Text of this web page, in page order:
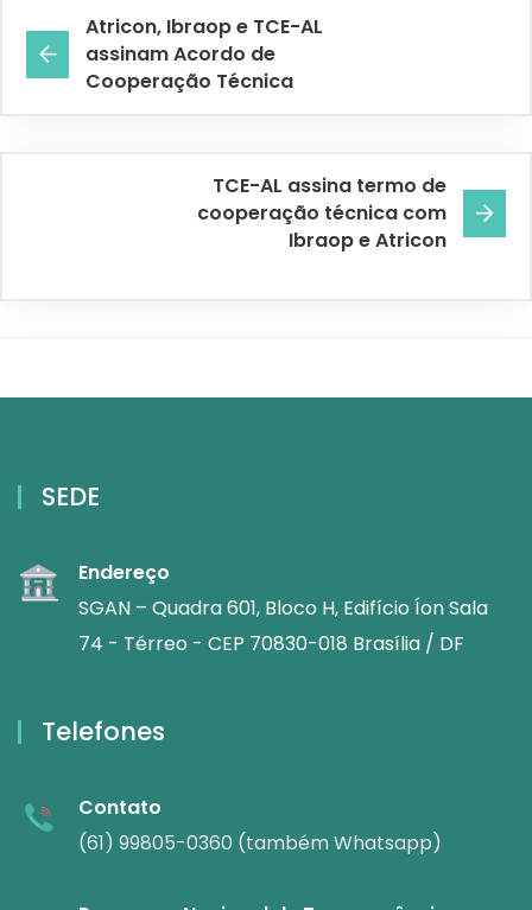
Atricon, Ibraop e TCE-AL
assinam Acordo de
Cooperação Técnica
TCE-AL assina termo de
cooperação técnica com
Ibraop e Atricon
SEDE
Endereço
SGAN – Quadra 601, Bloco H, Edifício Íon Sala
74 - Térreo - CEP 70830-018 Brasília / DF
Telefones
Contato
(61) 99805-0360 (também Whatsapp)